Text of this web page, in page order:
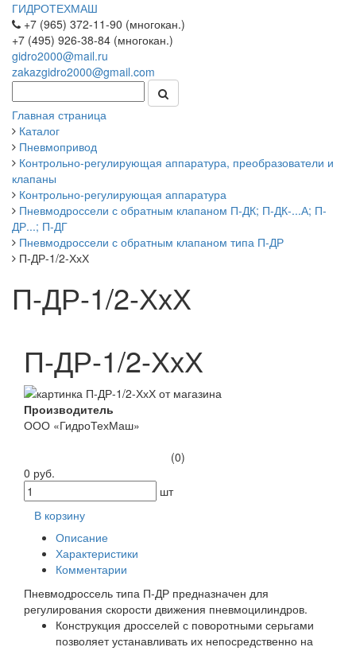
ГИДРОТЕХМАШ
+7 (965) 372-11-90 (многокан.)
+7 (495) 926-38-84 (многокан.)
gidro2000@mail.ru
zakazgidro2000@gmail.com
Главная страница
Каталог
Пневмопривод
Контрольно-регулирующая аппаратура, преобразователи и
клапаны
Контрольно-регулирующая аппаратура
Пневмодроссели с обратным клапаном П-ДК; П-ДК-...А; П-
ДР...; П-ДГ
Пневмодроссели с обратным клапаном типа П-ДР
П-ДР-1/2-ХхХ
П-ДР-1/2-ХхХ
П-ДР-1/2-ХхХ
Производитель
ООО «ГидроТехМаш»
(0)
0 руб.
шт
В корзину
Описание
Характеристики
Комментарии
Пневмодроссель типа П-ДР предназначен для
регулирования скорости движения пневмоцилиндров.
Конструкция дросселей с поворотными серьгами
позволяет устанавливать их непосредственно на